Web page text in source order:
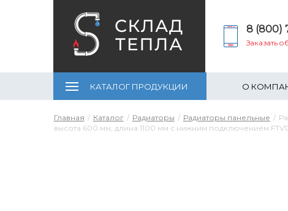
8 (800)
Заказать
КАТАЛОГ ПРОДУКЦИИ О
Главная Каталог Радиаторы Радиаторы панельные
высота 600 мм, длина 1100 мм с нижним подключением